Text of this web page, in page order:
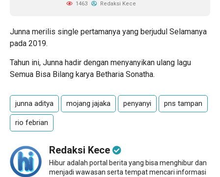
1463 Redaksi Kece
Junna merilis single pertamanya yang berjudul Selamanya
pada 2019.
Tahun ini, Junna hadir dengan menyanyikan ulang lagu
Semua Bisa Bilang karya Betharia Sonatha.
junna aditya mojang jajaka penyanyi pns tampan
rio febrian
Redaksi Kece
Hibur adalah portal berita yang bisa menghibur dan
menjadi wawasan serta tempat mencari informasi